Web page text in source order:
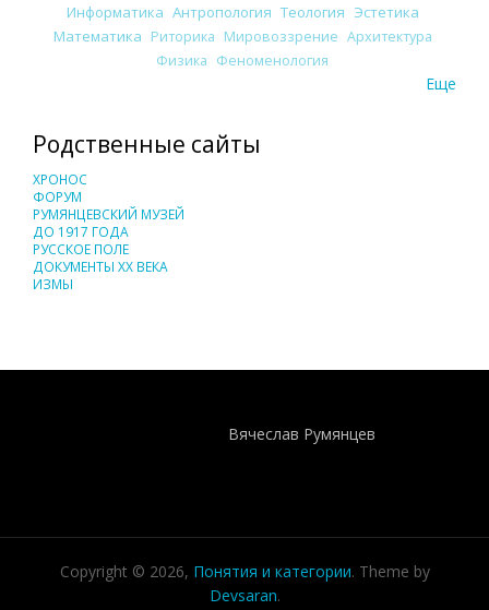
Информатика Антропология Теология Эстетика
Математика Риторика Мировоззрение Архитектура
Физика Феноменология
Еще
Родственные сайты
ХРОНОС
ФОРУМ
РУМЯНЦЕВСКИЙ МУЗЕЙ
ДО 1917 ГОДА
РУССКОЕ ПОЛЕ
ДОКУМЕНТЫ XX ВЕКА
ИЗМЫ
Вячеслав Румянцев
Copyright © 2026, Понятия и категории. Theme by
Devsaran.